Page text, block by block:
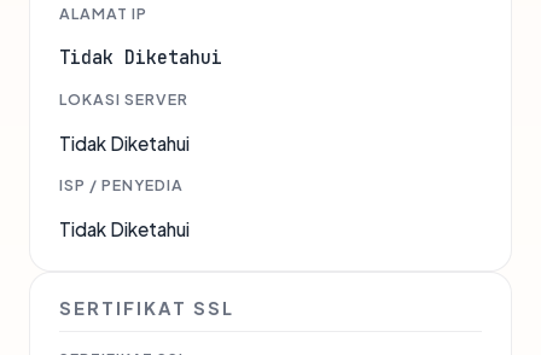
ALAMAT IP
Tidak Diketahui
LOKASI SERVER
Tidak Diketahui
ISP / PENYEDIA
Tidak Diketahui
SERTIFIKAT SSL